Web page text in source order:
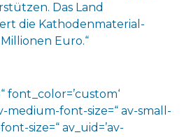
Das Land
die Kathodenmaterial-
Euro.“
font_color=’custom‘
medium-font-size=“ av-small-
size=“ av_uid=’av-